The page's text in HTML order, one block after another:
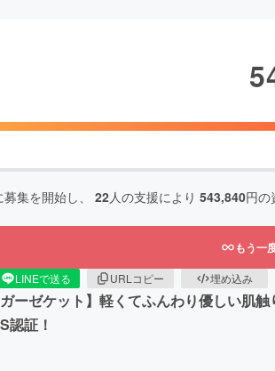
募集を開始し、 22人の支援により 543,840円の
もう一
LINEで送る URLコピー 埋め込み
ーゼケット】軽くてふんわり優しい肌
認証！